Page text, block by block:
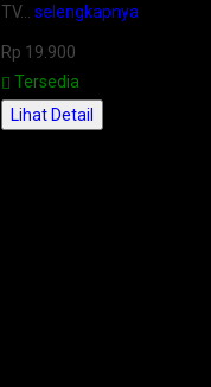
TV… selengkapnya
Rp 19.900
Tersedia
Lihat Detail